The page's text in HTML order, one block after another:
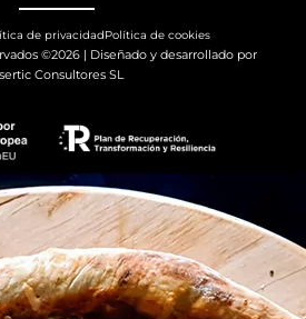
de privacidadPolítica de cookies
©2026 | Diseñado y desarrollado por
Consultores SL